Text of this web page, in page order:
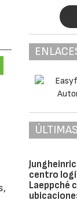
centro
Laeppché